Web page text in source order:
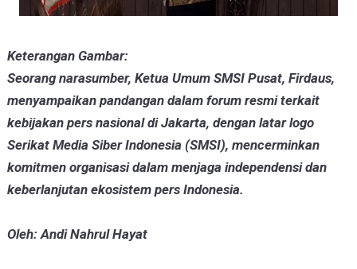
Keterangan Gambar:
Seorang narasumber, Ketua Umum SMSI Pusat, Firdaus,
menyampaikan pandangan dalam forum resmi terkait
kebijakan pers nasional di Jakarta, dengan latar logo
Serikat Media Siber Indonesia (SMSI), mencerminkan
komitmen organisasi dalam menjaga independensi dan
keberlanjutan ekosistem pers Indonesia.
Oleh: Andi Nahrul Hayat